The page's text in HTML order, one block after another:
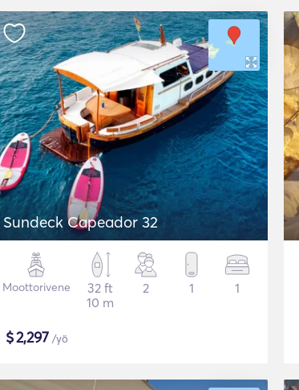
Sundeck Capeador 32
Moottorivene
32 ft
10 m
2 1 1
$2,297 /yö